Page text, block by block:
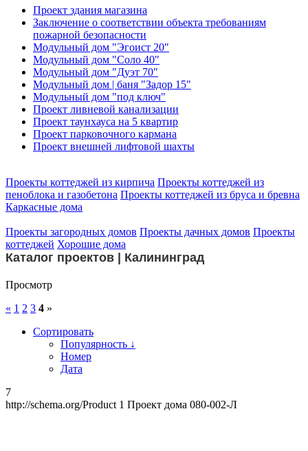
Проект здания магазина
Заключение о соответствии объекта требованиям
пожарной безопасности
Модульный дом "Эгоист 20"
Модульный дом "Соло 40"
Модульный дом "Дуэт 70"
Модульный дом | баня "Задор 15"
Модульный дом "под ключ"
Проект ливневой канализации
Проект таунхауса на 5 квартир
Проект парковочного кармана
Проект внешней лифтовой шахты
Проекты коттеджей из кирпича Проекты коттеджей из
пеноблока и газобетона Проекты коттеджей из бруса и бревна
Каркасные дома
Проекты загородных домов Проекты дачных домов Проекты
коттеджей Хорошие дома
Каталог проектов | Калининград
Просмотр
« 1 2 3 4 »
Сортировать
Популярность ↓
Номер
Дата
7
http://schema.org/Product 1 Проект дома 080-002-Л